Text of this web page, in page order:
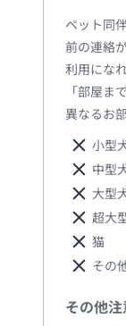
ペット同
前の連絡
利用にな
「部屋ま
異なるお
小型
中型
大型
超大
猫
その
その他